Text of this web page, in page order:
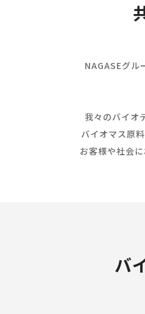
NAGASEグル
我々のバイオ
バイオマス原
お客様や社会
バ